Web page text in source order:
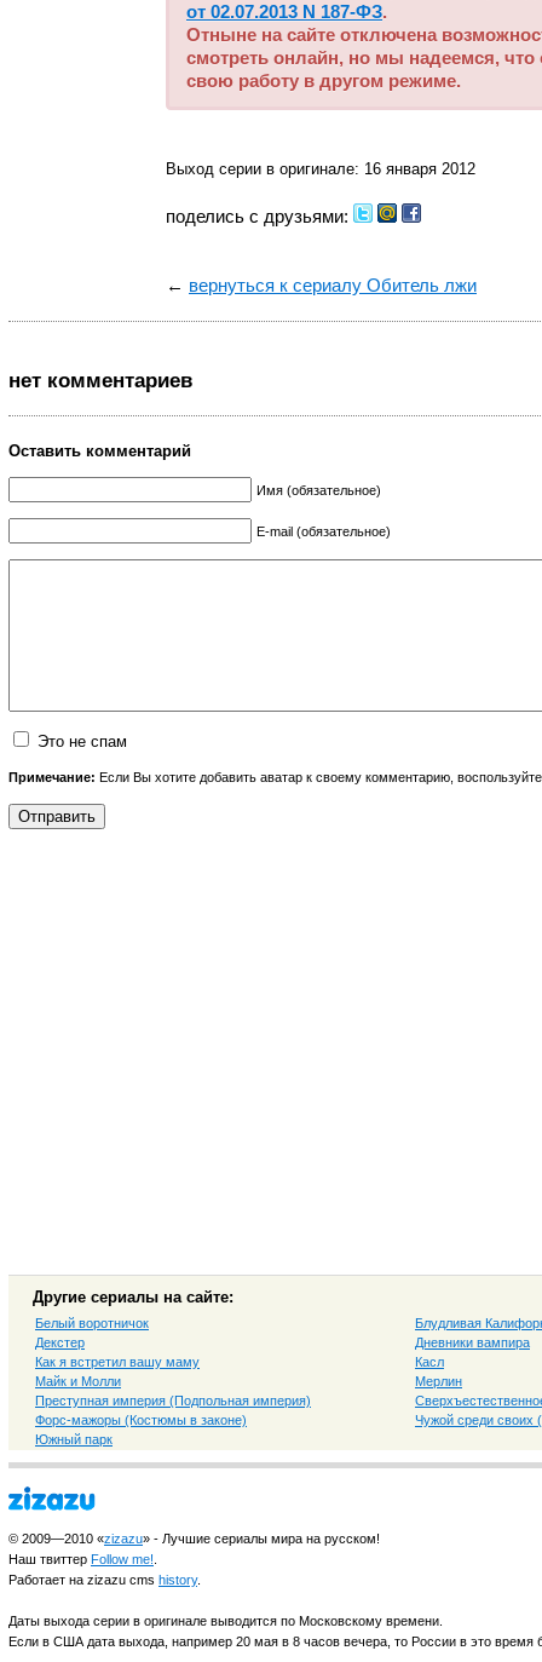
от 02.07.2013 N 187-ФЗ.
Отныне на сайте отключена
смотреть онлайн, но мы надеемся, что
свою работу в другом режиме.
Выход серии в оригинале: 16 января 2012
поделись с друзьями:
← вернуться к сериалу Обитель лжи
нет комментариев
Оставить комментарий
Имя (обязательное)
E-mail (обязательное)
Это не спам
Примечание: Если Вы хотите добавить аватар к своему комментарию,
Другие сериалы на сайте:
Белый воротничок
Блудливая
Декстер
Дневники вампира
Как я встретил вашу маму
Касл
Майк и Молли
Мерлин
Преступная империя (Подпольная империя)
Форс-мажоры (Костюмы в законе)
Чужой среди своих
Южный парк
© 2009—2010 «zizazu» - Лучшие сериалы мира на русском!
Наш твиттер Follow me!
Работает на zizazu cms history.
Даты выхода серии в оригинале выводится по Московскому времени.
Если в США дата выхода, например 20 мая в 8 часов вечера, то России в это время